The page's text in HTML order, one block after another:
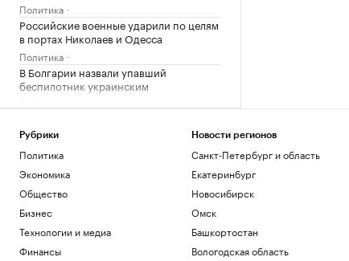
Политика
Российские военные ударили по целям
в портах Николаев и Одесса
Политика
В Болгарии назвали упавший
беспилотник украинским
поле
РБК и Stone
ферм и ресторанов до отелей
РБК и РСХБ
«Балтика» обыграла «Крылья Советов»
в матче РПЛ
Спорт
Рубрики
Политика
Экономика
Общество
Бизнес
Технологии и медиа
Финансы
Новости регионов
Санкт-Петербург и область
Екатеринбург
Новосибирск
Омск
Башкортостан
Вологодская область